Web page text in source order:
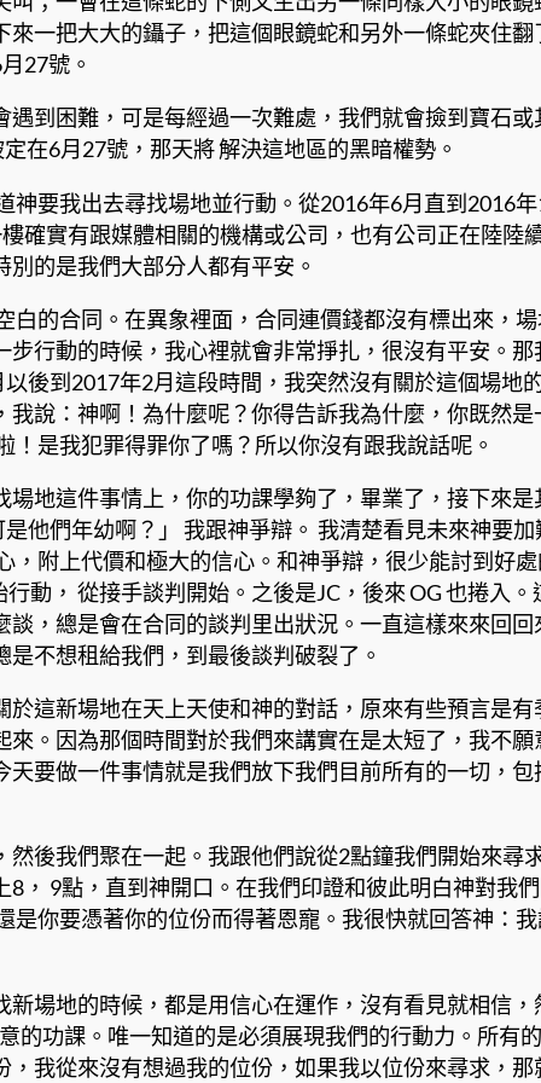
一把大大的鑷子，把這個眼鏡蛇和另外一條蛇夾住
27號。
到困難，可是每經過一次難處，我們就會撿到寶石
在6月27號，那天將 解決這地區的黑暗權勢。
要我出去尋找場地並行動。從2016年6月直到2016
確實有跟媒體相關的機構或公司，也有公司正在陸陸
的是我們大部分人都有平安。
的合同。在異象裡面，合同連價錢都沒有標出來，
行動的時候，我心裡就會非常掙扎，很沒有平安。
後到2017年2月這段時間，我突然沒有關於這個場
說：神啊！為什麼呢？你得告訴我為什麼，你既然
是我犯罪得罪你了嗎？所以你沒有跟我說話呢。
地這件事情上，你的功課學夠了，畢業了，接下來
他們年幼啊？」 我跟神爭辯。 我清楚看見未來神要
附上代價和極大的信心。和神爭辯，很少能討到好
動， 從接手談判開始。之後是JC，後來 OG 也捲入
，總是會在合同的談判里出狀況。一直這樣來來回
不想租給我們，到最後談判破裂了。
這新場地在天上天使和神的對話，原來有些預言是
。因為那個時間對於我們來講實在是太短了，我不
要做一件事情就是我們放下我們目前所有的一切，
後我們聚在一起。我跟他們說從2點鐘我們開始來尋
， 9點，直到神開口。在我們印證和彼此明白神對我
你要憑著你的位份而得著恩寵。我很快就回答神：
場地的時候，都是用信心在運作，沒有看見就相信
的功課。唯一知道的是必須展現我們的行動力。所有
我從來沒有想過我的位份，如果我以位份來尋求，